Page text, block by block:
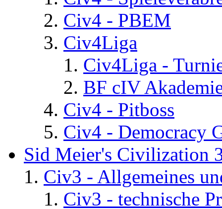
Civ4 - PBEM
Civ4Liga
Civ4Liga -
BF cIV
Civ4 - Pitboss
Civ4 - Democracy
Sid Meier's Civilization
Civ3 - Allgemeines
Civ3 - technische